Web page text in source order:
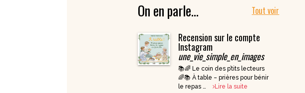
Béatitudes Musique
CD Histoire de
CD Petites
Conférences
Vie pratique
On en parle… Tout voir
Recension sur le compte
Instagram
une_vie_simple_en_images
📚🌈 Le coin des p’tits lecteurs
🌈📚 À table – prières pour bénir
le repas …
Lire la suite